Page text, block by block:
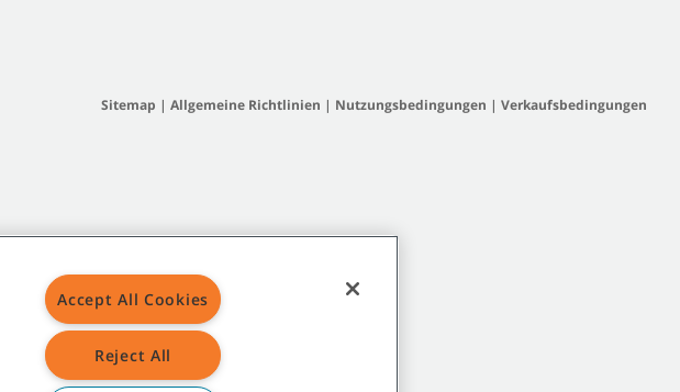
Sitemap | Allgemeine Richtlinien | Nutzungsbedingungen | Verkaufsbedingungen
Accept All Cookies
Reject All